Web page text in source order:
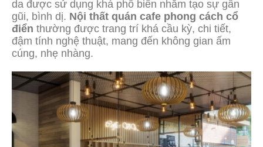
da được sử dụng khá phổ biến nhằm tạo sự gần
gũi, bình dị. Nội thất quán cafe phong cách cổ
điển thường được trang trí khá cầu kỳ, chi tiết,
đậm tính nghệ thuật, mang đến không gian ấm
cúng, nhẹ nhàng.